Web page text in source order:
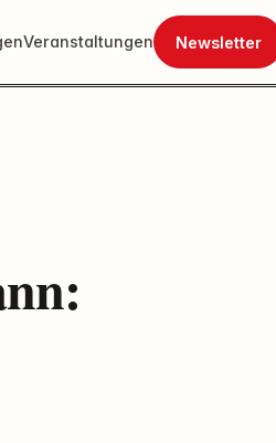
Veranstaltungen Newsletter